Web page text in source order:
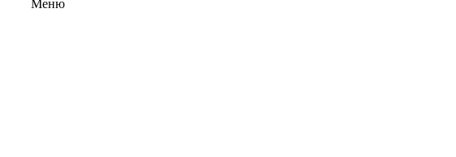
Меню